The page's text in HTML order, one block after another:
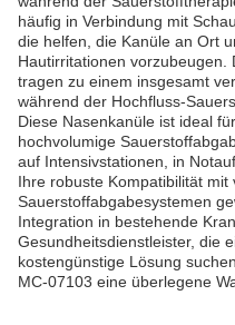
häufig in Verbindung mit
die helfen, die Kanüle an Ort
Hautirritationen
tragen zu einem insgesamt
während der Hochfluss-
Diese Nasenkanüle ist ideal
hochvolumige
auf Intensivstationen, in
Ihre robuste Kompatibilität mit
Sauerstoffabgabesystemen
Integration in bestehende
Gesundheitsdienstleister, die
kostengünstige Lösung
MC-07103 eine überlegene